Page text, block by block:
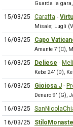
Guarda la
15/03/25 Caraffa -
Misale; Lugli
16/03/25 Capo
Amante 7’(C),
16/03/25 Deliese -
Kebe 24’ (D),
16/03/25 Gioiosa J -
Denaro 9’ (G),
16/03/25
16/03/25